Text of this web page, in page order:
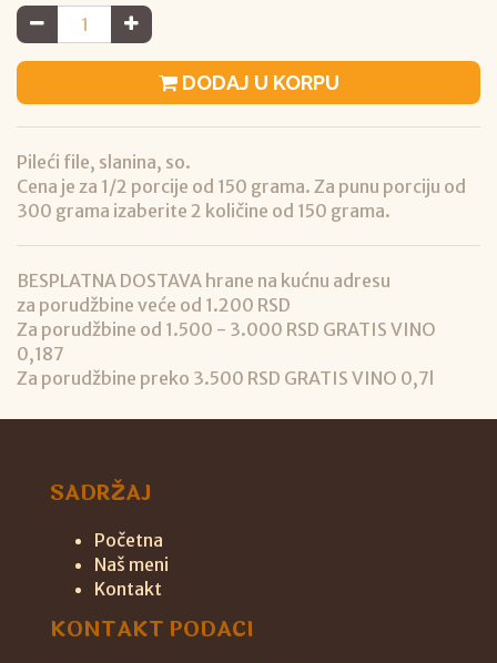
DODAJ U KORPU
Pileći file, slanina, so.
Cena je za 1/2 porcije od 150 grama. Za punu porciju od
300 grama izaberite 2 količine od 150 grama.
BESPLATNA DOSTAVA hrane na kućnu adresu
za porudžbine veće od 1.200 RSD
Za porudžbine od 1.500 - 3.000 RSD GRATIS VINO
0,187
Za porudžbine preko 3.500 RSD GRATIS VINO 0,7l
SADRŽAJ
Početna
Naš meni
Kontakt
KONTAKT PODACI